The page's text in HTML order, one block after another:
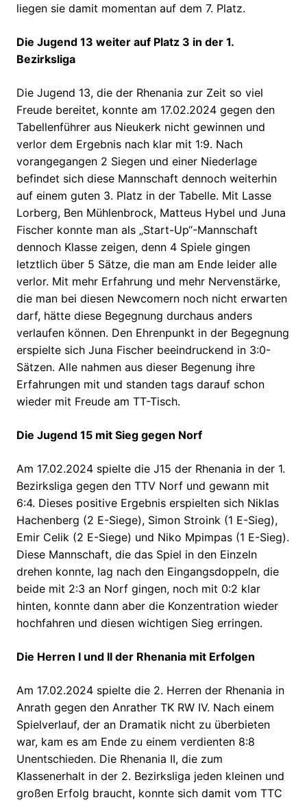
liegen sie damit momentan auf dem 7. Platz.
Die Jugend 13 weiter auf Platz 3 in der 1.
Bezirksliga
Die Jugend 13, die der Rhenania zur Zeit so viel
Freude bereitet, konnte am 17.02.2024 gegen den
Tabellenführer aus Nieukerk nicht gewinnen und
verlor dem Ergebnis nach klar mit 1:9. Nach
vorangegangen 2 Siegen und einer Niederlage
befindet sich diese Mannschaft dennoch weiterhin
auf einem guten 3. Platz in der Tabelle. Mit Lasse
Lorberg, Ben Mühlenbrock, Matteus Hybel und Juna
Fischer konnte man als „Start-Up“-Mannschaft
dennoch Klasse zeigen, denn 4 Spiele gingen
letztlich über 5 Sätze, die man am Ende leider alle
verlor. Mit mehr Erfahrung und mehr Nervenstärke,
die man bei diesen Newcomern noch nicht erwarten
darf, hätte diese Begegnung durchaus anders
verlaufen können. Den Ehrenpunkt in der Begegnung
erspielte sich Juna Fischer beeindruckend in 3:0-
Sätzen. Alle nahmen aus dieser Begenung ihre
Erfahrungen mit und standen tags darauf schon
wieder mit Freude am TT-Tisch.
Die Jugend 15 mit Sieg gegen Norf
Am 17.02.2024 spielte die J15 der Rhenania in der 1.
Bezirksliga gegen den TTV Norf und gewann mit
6:4. Dieses positive Ergebnis erspielten sich Niklas
Hachenberg (2 E-Siege), Simon Stroink (1 E-Sieg),
Emir Celik (2 E-Siege) und Niko Mpimpas (1 E-Sieg).
Diese Mannschaft, die das Spiel in den Einzeln
drehen konnte, lag nach den Eingangsdoppeln, die
beide mit 2:3 an Norf gingen, noch mit 0:2 klar
hinten, konnte dann aber die Konzentration wieder
hochfahren und diesen wichtigen Sieg erringen.
Die Herren I und II der Rhenania mit Erfolgen
Am 17.02.2024 spielte die 2. Herren der Rhenania in
Anrath gegen den Anrather TK RW IV. Nach einem
Spielverlauf, der an Dramatik nicht zu überbieten
war, kam es am Ende zu einem verdienten 8:8
Unentschieden. Die Rhenania II, die zum
Klassenerhalt in der 2. Bezirksliga jeden kleinen und
großen Erfolg braucht, konnte sich damit vom TTC